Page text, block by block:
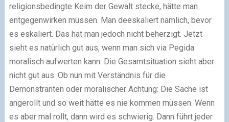
religionsbedingte Keim der Gewalt stecke, hätte man
entgegenwirken müssen. Man deeskaliert nämlich, bevor
es eskaliert. Das hat man jedoch nicht beherzigt. Jetzt
sieht es natürlich gut aus, wenn man sich via Pegida
moralisch aufwerten kann. Die Gesamtsituation sieht aber
nicht gut aus. Ob nun mit Verständnis für die
Demonstranten oder moralischer Ächtung: Die Sache ist
angerollt und so weit hätte es nie kommen müssen. Wenn
es aber mal rollt, dann wird es schwierig. Dann führt jeder